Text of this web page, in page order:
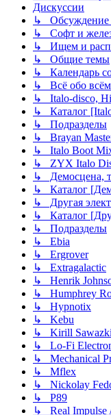
Дискуссии
↳ Обсуждение
↳ Софт и
↳ Ищем и
↳ Общие темы
↳ Календарь
↳ Всё обо всём
↳ Italo-disco,
↳ Каталог
↳ Подразделы
↳ Brayan
↳ Italo Boot
↳ ZYX Italo
↳ Демосцена,
↳ Каталог
↳ Другая
↳ Каталог
↳ Подразделы
↳ Ebia
↳ Ergrover
↳ Extragalactic
↳ Henrik
↳ Humphrey
↳ Hypnotix
↳ Kebu
↳ Kirill Sawazki
↳ Lo-Fi
↳ Mechanical
↳ Mflex
↳ Nickolay
↳ P89
↳ Real Impulse